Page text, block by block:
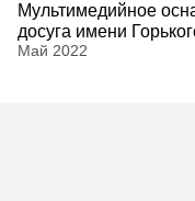
Мультимедийное
досуга имени
Май 2022